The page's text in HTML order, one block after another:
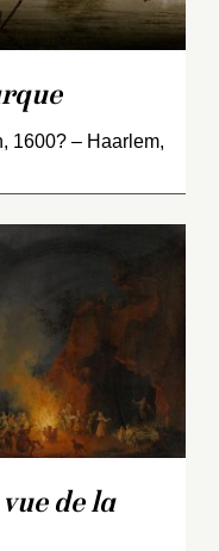
1600? – Haarlem,
de la